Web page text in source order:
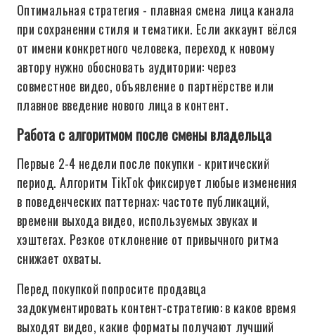
Оптимальная стратегия - плавная смена лица канала
при сохранении стиля и тематики. Если аккаунт вёлся
от имени конкретного человека, переход к новому
автору нужно обосновать аудитории: через
совместное видео, объявление о партнёрстве или
плавное введение нового лица в контент.
Работа с алгоритмом после смены владельца
Первые 2-4 недели после покупки - критический
период. Алгоритм TikTok фиксирует любые изменения
в поведенческих паттернах: частоте публикаций,
времени выхода видео, используемых звуках и
хэштегах. Резкое отклонение от привычного ритма
снижает охваты.
Перед покупкой попросите продавца
задокументировать контент-стратегию: в какое время
выходят видео, какие форматы получают лучший